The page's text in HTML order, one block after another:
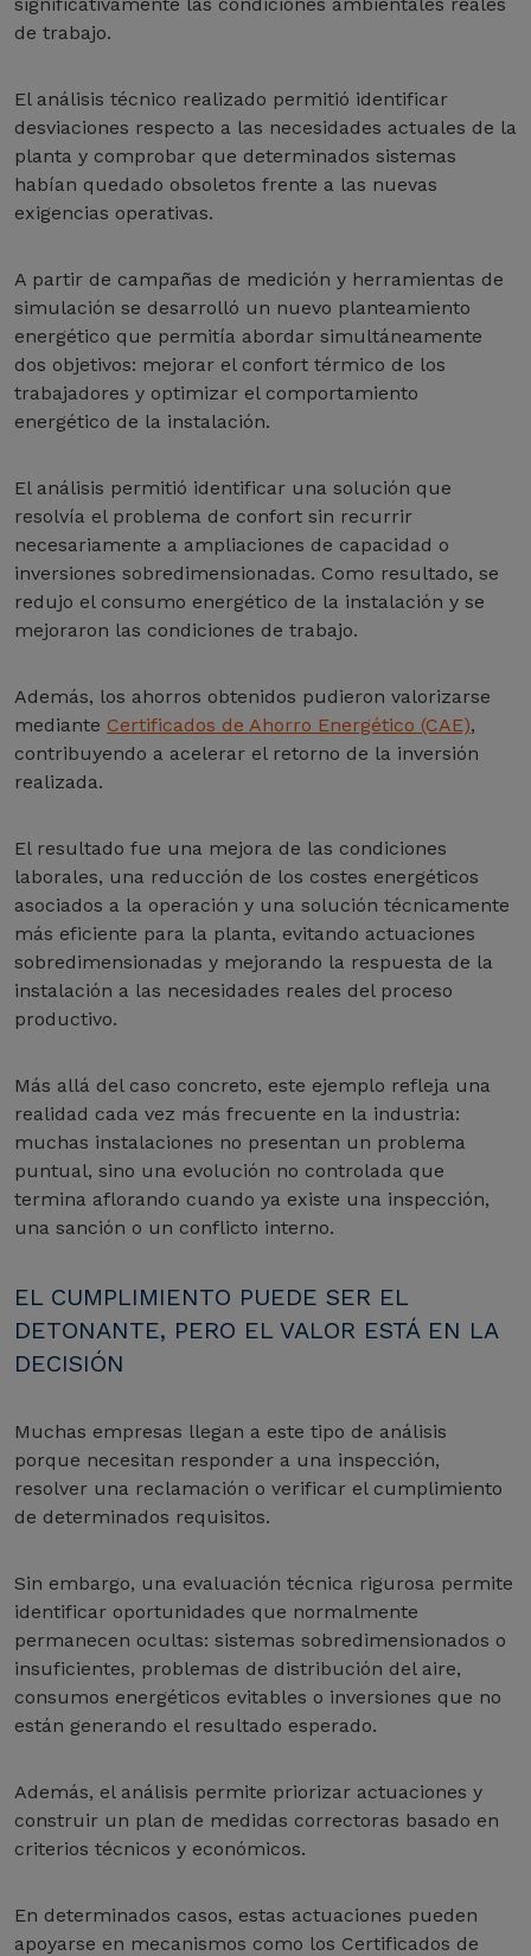
de trabajo.
El análisis técnico realizado permitió identificar
desviaciones respecto a las necesidades actuales de la
planta y comprobar que determinados sistemas
habían quedado obsoletos frente a las nuevas
exigencias operativas.
A partir de campañas de medición y herramientas de
simulación se desarrolló un nuevo planteamiento
energético que permitía abordar simultáneamente
dos objetivos: mejorar el confort térmico de los
trabajadores y optimizar el comportamiento
energético de la instalación.
El análisis permitió identificar una solución que
resolvía el problema de confort sin recurrir
necesariamente a ampliaciones de capacidad o
inversiones sobredimensionadas. Como resultado, se
redujo el consumo energético de la instalación y se
mejoraron las condiciones de trabajo.
Además, los ahorros obtenidos pudieron valorizarse
mediante Certificados de Ahorro Energético (CAE),
contribuyendo a acelerar el retorno de la inversión
realizada.
El resultado fue una mejora de las condiciones
laborales, una reducción de los costes energéticos
asociados a la operación y una solución técnicamente
más eficiente para la planta, evitando actuaciones
sobredimensionadas y mejorando la respuesta de la
instalación a las necesidades reales del proceso
productivo.
Más allá del caso concreto, este ejemplo refleja una
realidad cada vez más frecuente en la industria:
muchas instalaciones no presentan un problema
puntual, sino una evolución no controlada que
termina aflorando cuando ya existe una inspección,
una sanción o un conflicto interno.
EL CUMPLIMIENTO PUEDE SER EL
DETONANTE, PERO EL VALOR ESTÁ EN LA
DECISIÓN
Muchas empresas llegan a este tipo de análisis
porque necesitan responder a una inspección,
resolver una reclamación o verificar el cumplimiento
de determinados requisitos.
Sin embargo, una evaluación técnica rigurosa permite
identificar oportunidades que normalmente
permanecen ocultas: sistemas sobredimensionados o
insuficientes, problemas de distribución del aire,
consumos energéticos evitables o inversiones que no
están generando el resultado esperado.
Además, el análisis permite priorizar actuaciones y
construir un plan de medidas correctoras basado en
criterios técnicos y económicos.
En determinados casos, estas actuaciones pueden
apoyarse en mecanismos como los Certificados de